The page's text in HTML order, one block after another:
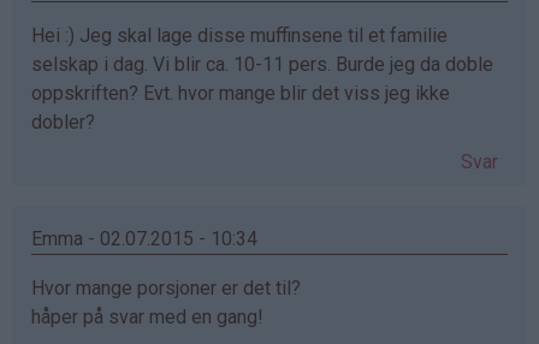
Hei :) Jeg skal lage disse muffinsene til et familie
selskap i dag. Vi blir ca. 10-11 pers. Burde jeg da doble
oppskriften? Evt. hvor mange blir det viss jeg ikke
dobler?
Svar
Emma - 02.07.2015 - 10:34
Hvor mange porsjoner er det til?
håper på svar med en gang!